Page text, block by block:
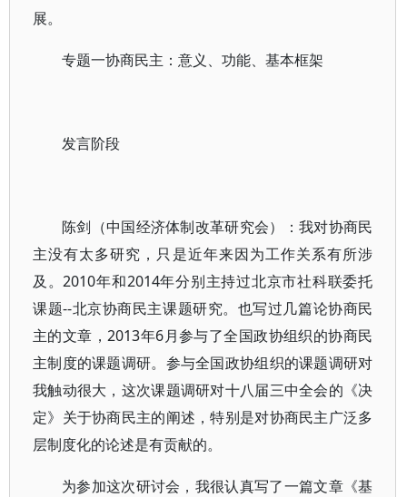
展。
专题一协商民主：意义、功能、基本框架
发言阶段
陈剑（中国经济体制改革研究会）：我对协商民
主没有太多研究，只是近年来因为工作关系有所涉
及。2010年和2014年分别主持过北京市社科联委托
课题--北京协商民主课题研究。也写过几篇论协商民
主的文章，2013年6月参与了全国政协组织的协商民
主制度的课题调研。参与全国政协组织的课题调研对
我触动很大，这次课题调研对十八届三中全会的《决
定》关于协商民主的阐述，特别是对协商民主广泛多
层制度化的论述是有贡献的。
为参加这次研讨会，我很认真写了一篇文章《基